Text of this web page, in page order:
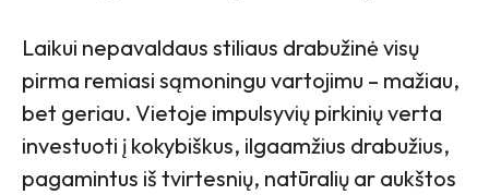
Laikui nepavaldaus stiliaus drabužinė visų
pirma remiasi sąmoningu vartojimu – mažiau,
bet geriau. Vietoje impulsyvių pirkinių verta
investuoti į kokybiškus, ilgaamžius drabužius,
pagamintus iš tvirtesnių, natūralių ar aukštos